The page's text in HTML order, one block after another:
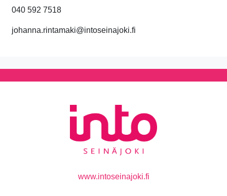
040 592 7518
johanna.rintamaki@intoseinajoki.fi
www.intoseinajoki.fi